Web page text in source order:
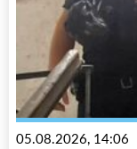
05.08.2026, 14:06